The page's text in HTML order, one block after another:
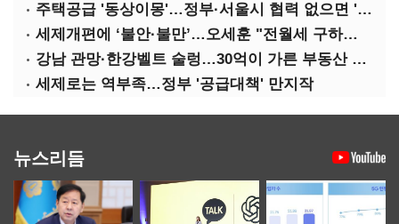
주택공급 '동상이몽'…정부·서울시 협력 없으면 '공수표'
세제개편에 ‘불안·불만’…오세훈 "전월세 구하기 더 힘들어질 것"
강남 관망·한강벨트 술렁…30억이 가른 부동산 민심
세제로는 역부족…정부 '공급대책' 만지작
뉴스리듬